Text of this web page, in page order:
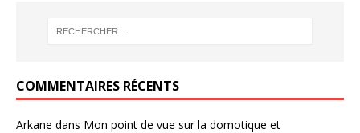
COMMENTAIRES RÉCENTS
Arkane dans Mon point de vue sur la domotique et